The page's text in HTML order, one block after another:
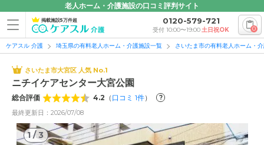
老人ホーム・介護施設の口コミ評判サイト
掲載施設5万件超 0120-579-721
受付 10:00〜19:00土日祝OK 0
ケアスル 介護 埼玉県の有料老人ホーム・介護施設一覧 さいたま市の有料老人ホーム・
さいたま市大宮区 人気 No.1
ニチイケアセンター大宮公園
総合評価 4.2 （ 口コミ 1件） ?
最終更新日：2026/07/08
1 /3
1